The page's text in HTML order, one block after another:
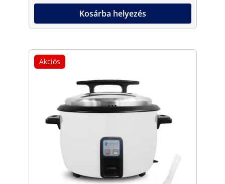
Kosárba helyezés
Akciós